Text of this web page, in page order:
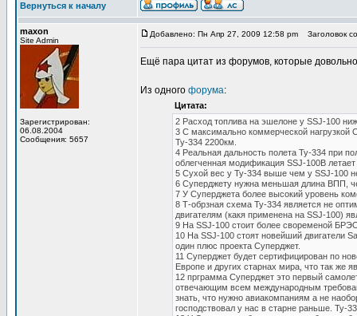
Вернуться к началу
maxon
Site Admin
Зарегистрирован:
06.08.2004
Сообщения: 5657
Добавлено: Пн Апр 27, 2009 12:58 pm Заголовок
Ещё пара цитат из форумов, которые
Из одного форума:
Цитата:
2 Расход топлива на эшелоне у SSJ-100
3 С максимально коммерческой нагрузкой
Ту-334 2200км.
4 Реальная дальность полета Ту-334 при
облегченная модификация SSJ-100B
5 Сухой вес у Ту-334 выше чем у SSJ-100
6 Суперджету нужна меньшая длина ВПП,
7 У Суперджета более высокий уровень
8 Т-обрзная схема Ту-334 является не
двигателям (какя применена на SSJ-100)
9 На SSJ-100 стоит более своременой
10 На SSJ-100 стоят новейший двигатели
один плюс проекта Суперджет.
11 Суперджет будет сертифицирован по
Европе и других старнах мира, что так же
12 прграмма Суперджет это первый
отвечающим всем международным
знать, что нужно авиакомпаниям а не
господствовал у нас в старне раньше. Ту-